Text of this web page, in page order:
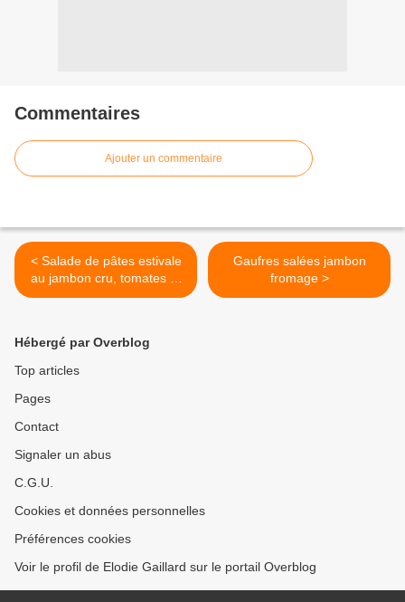
Commentaires
Ajouter un commentaire
< Salade de pâtes estivale
au jambon cru, tomates et
mozzarella
Gaufres salées jambon
fromage >
Hébergé par Overblog
Top articles
Pages
Contact
Signaler un abus
C.G.U.
Cookies et données personnelles
Préférences cookies
Voir le profil de Elodie Gaillard sur le portail Overblog